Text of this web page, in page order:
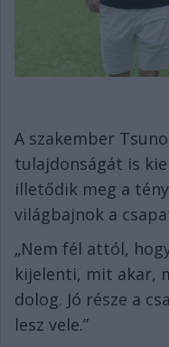
A szakember
tulajdonságát is
illetődik meg a
világbajnok a
„Nem fél attól,
kijelenti, mit akar,
dolog. Jó része a
lesz vele.”